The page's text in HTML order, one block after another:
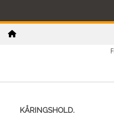
KÅRINGSHOLD.